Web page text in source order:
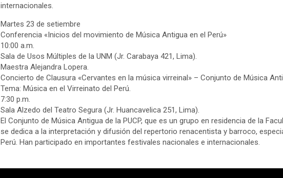
internacionales.
Martes 23 de setiembre
Conferencia «Inicios del movimiento de Música Antigua en el Perú»
10:00 a.m.
Sala de Usos Múltiples de la UNM (Jr. Carabaya 421, Lima).
Maestra Alejandra Lopera.
Concierto de Clausura «Cervantes en la música virreinal» – Conjunto de Música
Tema: Música en el Virreinato del Perú.
7:30 p.m.
Sala Alzedo del Teatro Segura (Jr. Huancavelica 251, Lima).
El Conjunto de Música Antigua de la PUCP, que es un grupo en residencia de la
se dedica a la interpretación y difusión del repertorio renacentista y barroco,
Perú. Han participado en importantes festivales nacionales e internacionales.